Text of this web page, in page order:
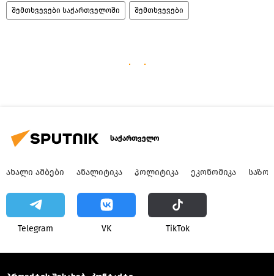
შემთხვევები საქართველოში შემთხვევები
საქართველო
ᲐᲮᲐᲚᲘ ᲐᲛᲑᲔᲑᲘ ᲐᲜᲐᲚᲘᲢᲘᲙᲐ ᲞᲝᲚᲘᲢᲘᲙᲐ ᲔᲙᲝᲜᲝᲛᲘᲙᲐ
Telegram VK ТikТоk